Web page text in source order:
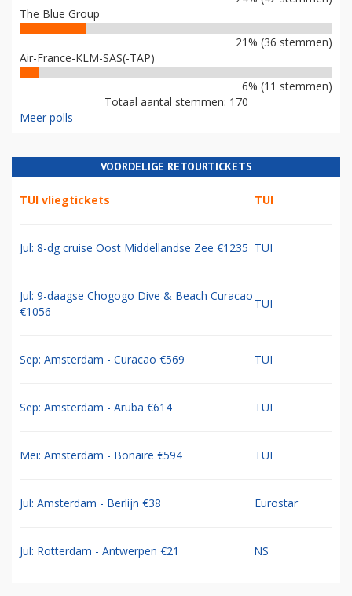
The Blue Group
21% (36 stemmen)
Air-France-KLM-SAS(-TAP)
6% (11 stemmen)
Totaal aantal stemmen: 170
Meer polls
VOORDELIGE RETOURTICKETS
TUI vliegtickets TUI
Jul: 8-dg cruise Oost Middellandse Zee €1235 TUI
Jul: 9-daagse Chogogo Dive & Beach Curacao
€1056
TUI
Sep: Amsterdam - Curacao €569 TUI
Sep: Amsterdam - Aruba €614 TUI
Mei: Amsterdam - Bonaire €594 TUI
Jul: Amsterdam - Berlijn €38 Eurostar
Jul: Rotterdam - Antwerpen €21 NS